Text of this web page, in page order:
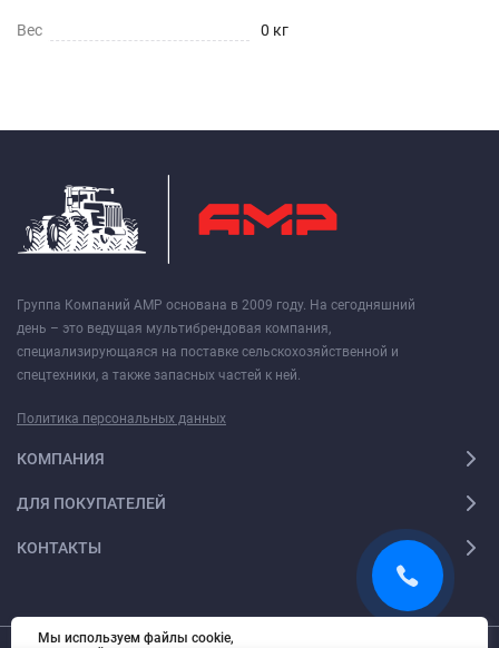
Вес 0 кг
Группа Компаний АМР основана в 2009 году. На сегодняшний
день – это ведущая мультибрендовая компания,
специализирующаяся на поставке сельскохозяйственной и
спецтехники, а также запасных частей к ней.
Политика персональных данных
КОМПАНИЯ
ДЛЯ ПОКУПАТЕЛЕЙ
КОНТАКТЫ
Мы используем файлы cookie,